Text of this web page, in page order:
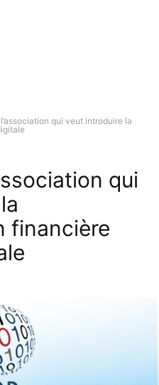
qui veut introduire la
qui
financière